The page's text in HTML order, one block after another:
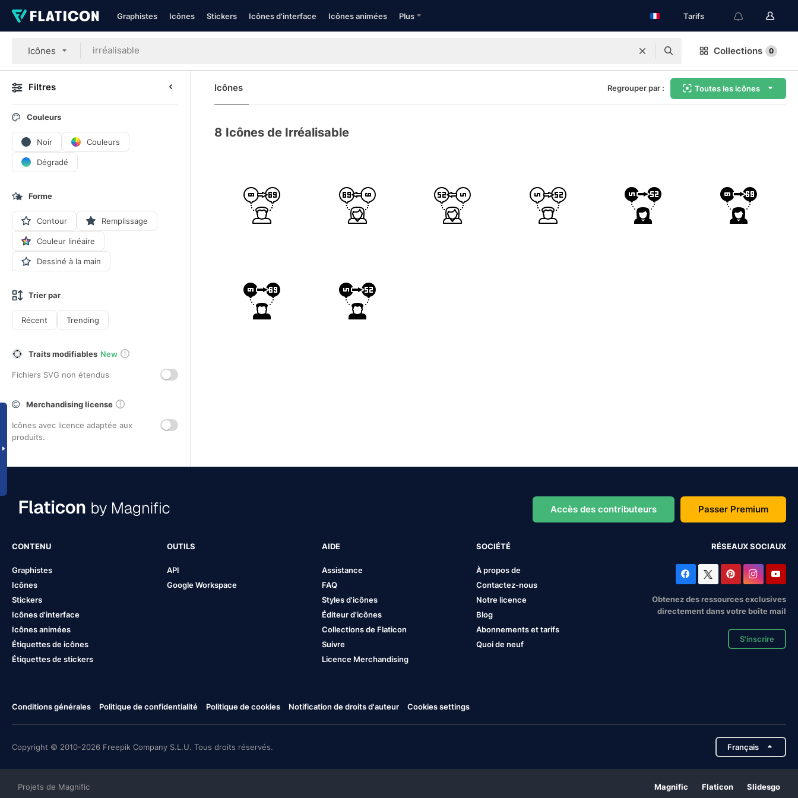
Graphistes Icônes Stickers Icônes d'interface Icônes animées Plus Tarifs
Icônes Collections 0
Filtres
Couleurs
Noir Couleurs
Dégradé
Forme
Contour Remplissage
Couleur linéaire
Dessiné à la main
Trier par
Récent Trending
Traits modifiables New
Fichiers SVG non étendus
Merchandising license
Icônes avec licence adaptée aux
produits.
Icônes Regrouper par : Toutes les icônes
8 Icônes de Irréalisable
Accès des contributeurs Passer Premium
CONTENU
Graphistes
Icônes
Stickers
Icônes d'interface
Icônes animées
Étiquettes de icônes
Étiquettes de stickers
OUTILS
API
Google Workspace
AIDE
Assistance
FAQ
Styles d'icônes
Éditeur d'icônes
Collections de Flaticon
Suivre
Licence Merchandising
SOCIÉTÉ
À propos de
Contactez-nous
Notre licence
Blog
Abonnements et tarifs
Quoi de neuf
RÉSEAUX SOCIAUX
Obtenez des ressources exclusives
directement dans votre boîte mail
S'inscrire
Conditions générales Politique de confidentialité Politique de cookies Notification de droits d'auteur Cookies settings
Copyright © 2010-2026 Freepik Company S.L.U. Tous droits réservés. Français
Projets de Magnific Magnific Flaticon Slidesgo